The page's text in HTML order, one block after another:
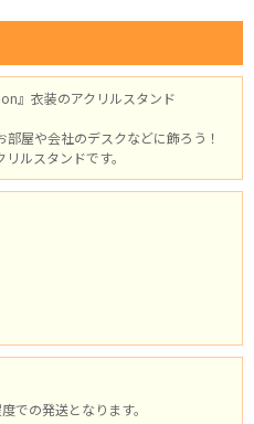
』衣装のアクリルスタンド
屋や会社のデスクなどに飾ろう！
ルスタンドです。
での発送となります。